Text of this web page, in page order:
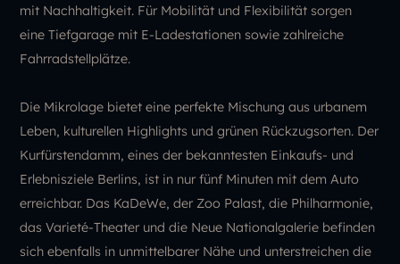
mit Nachhaltigkeit. Für Mobilität und Flexibilität sorgen
eine Tiefgarage mit E-Ladestationen sowie zahlreiche
Fahrradstellplätze.
Die Mikrolage bietet eine perfekte Mischung aus urbanem
Leben, kulturellen Highlights und grünen Rückzugsorten. Der
Kurfürstendamm, eines der bekanntesten Einkaufs- und
Erlebnisziele Berlins, ist in nur fünf Minuten mit dem Auto
erreichbar. Das KaDeWe, der Zoo Palast, die Philharmonie,
das Varieté-Theater und die Neue Nationalgalerie befinden
sich ebenfalls in unmittelbarer Nähe und unterstreichen die